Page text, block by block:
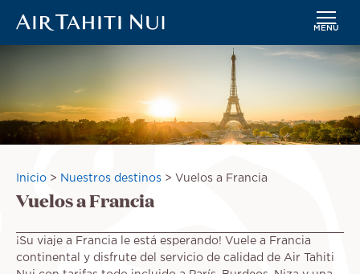
MENÚ
Sobrescribir
enlaces
a
la
Inicio Nuestros destinos Vuelos a Francia
Vuelos a Francia
¡Su viaje a Francia le está esperando! Vuele a Francia
continental y disfrute del servicio de calidad de Air Tahiti